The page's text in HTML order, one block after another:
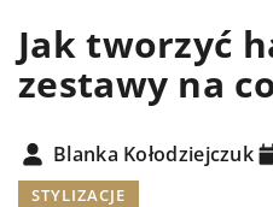
Jak tworzyć
zestawy na
Blanka Kołodziejczuk
STYLIZACJE